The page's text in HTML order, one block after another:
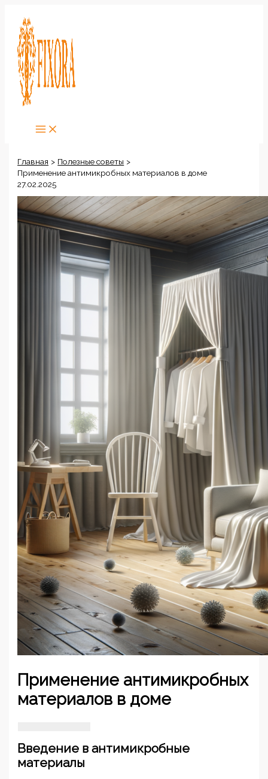
содержимому
Главная
Полезные советы
Применение антимикробных материалов в доме
27.02.2025
Применение антимикробных
материалов в доме
Введение в антимикробные
материалы